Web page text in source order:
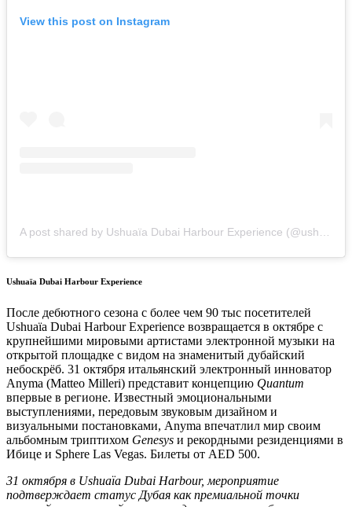
View this post on Instagram
Ushuaïa Dubai Harbour Experience
После дебютного сезона с более чем 90 тыс посетителей
Ushuaïa Dubai Harbour Experience возвращается в октябре с
крупнейшими мировыми артистами электронной музыки на
открытой площадке с видом на знаменитый дубайский
небоскрёб. 31 октября итальянский электронный инноватор
Anyma (Matteo Milleri) представит концепцию Quantum
впервые в регионе. Известный эмоциональными
выступлениями, передовым звуковым дизайном и
визуальными постановками, Anyma впечатлил мир своим
альбомным триптихом Genesys и рекордными резиденциями в
Ибице и Sphere Las Vegas. Билеты от AED 500.
31 октября в Ushuaïa Dubai Harbour, мероприятие
подтверждает статус Дубая как премиальной точки